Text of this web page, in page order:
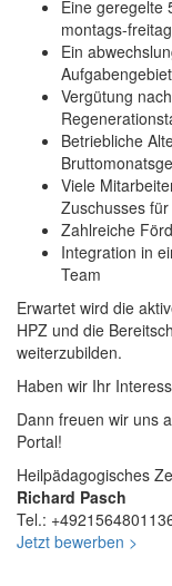
Eine geregelte
montags-
Ein
Aufgabengebiet
Vergütung
Betriebliche
Viele
Zuschusses
Zahlreiche
Integration in
Team
Erwartet wird die
HPZ und die
weiterzubilden.
Haben wir Ihr
Dann freuen wir uns
Portal!
Heilpädagogisches
Richard Pasch
Tel.:
Jetzt bewerben >